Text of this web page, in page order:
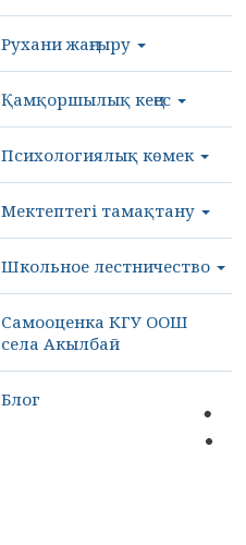
Рухани жаңғыру
Қамқоршылық кеңес
Психологиялық көмек
Мектептегі тамақтану
Школьное лестничество
Самооценка КГУ ООШ
села Акылбай
Блог